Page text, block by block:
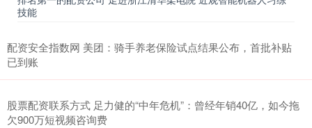
技能
配资安全指数网 美团：骑手养老保险试点结果公布，首批补贴
已到账
股票配资联系方式 足力健的“中年危机”：曾经年销40亿，如今拖
欠900万短视频咨询费